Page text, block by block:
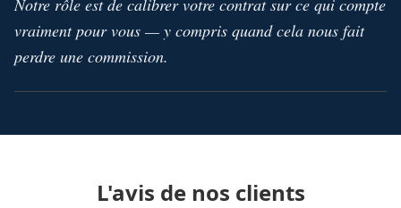
Notre rôle est de calibrer votre contrat sur ce qui compte
vraiment pour vous — y compris quand cela nous fait
perdre une commission.
L'avis de nos clients